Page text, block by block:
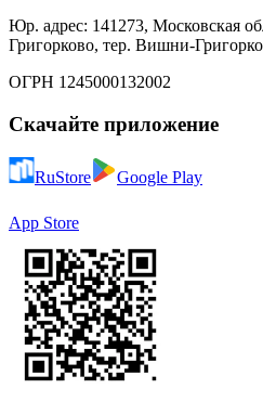
Юр. адрес: 141273, Московская
Григорково, тер. Вишни-
ОГРН 1245000132002
Скачайте приложение
RuStore Google Play
App Store